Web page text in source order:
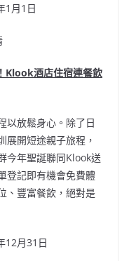
1月1日
Klook酒店住宿連餐飲
以放鬆身心。除了日
展開短途親子旅程，
今年聖誕聯同Klook送
登記即有機會免費體
、豐富餐飲，絕對是
12月31日